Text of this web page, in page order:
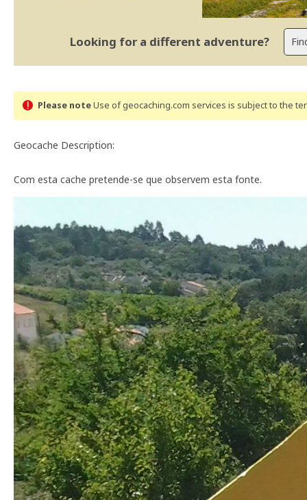
Looking for a different adventure?
Please noteUse of geocaching.com services is subject to the
Geocache Description:
Com esta cache pretende-se que observem esta fonte.